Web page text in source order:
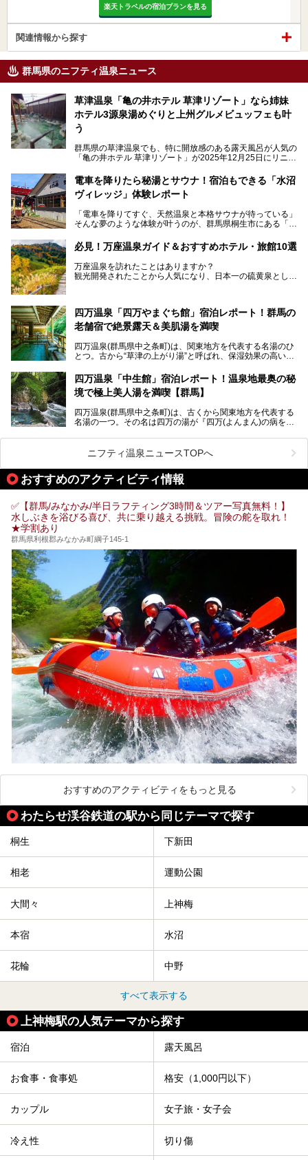
楽天トラベルの宿泊プランを見る
関連情報から探す
群馬県のニフティ温泉ニュース
草津温泉「亀の井ホテル 草津リゾート」なら姉妹
ホテル3源泉湯めぐりと上州グルメビュッフェも叶
う
群馬県の草津温泉でも、特に開放感のある露天風呂が人気の
「亀の井ホテル 草津リゾート」が2025年12月25日にリニュ
ロビーや客室が綺麗になって、上州グルメにこだわったビュ
ッフェも人気！アクセスはシャトルバスで楽々、さらに草津
温泉にある姉妹ホテルの「草津温泉 大東舘」「亀の井ホテ
今回はそんな「亀の井ホテル 草津リゾート」を徹底レポー
───
提供元：アイコニア・ホスピタリティ株式会社【PR】
この記事は亀の井ホテル 草津リゾートのPR記事です。
電車を降りたら秘湯とサウナ！宿泊もできる「水沼
ヴィレッジ」体験レポート
「電車を降りてすぐ、天然温泉と本格サウナが待っている」
そんな夢のような体験が叶うのが、群馬県桐生市にある「駅
日帰り温泉の「水沼の湯」と宿泊もできる「サウナの森」、
２つのエリアがあります。
今回は、その中でも特にユニークな駅直結の「水沼の湯」の
魅力に焦点を当て、温泉好き、サウナー、そして電車旅好き
必見！万座温泉ガイド＆おすすめホテル・旅館10選
万座温泉を訪れたことはありますか？
観光開発されたことから人気になり、日本一の硫黄泉として
も多いかもしれません。
そこで筆者である私が実際に行ってみました！万座温泉の楽
しみ方や周辺の観光地を解説します。
また、日帰り入浴できる温泉から混浴可能な温泉まで、おす
すめの入浴施設もご紹介します！
四万温泉「四万やまぐち館」宿泊レポート！群馬の
老舗宿で絶景露天＆美肌湯を満喫
四万温泉(群馬県中之条町)は、関東地方を代表する名湯のひ
とつ。古から“草津の上がり湯”と呼ばれ、保湿効果の高い美
「四万やまぐち館」は、この地を代表する旅館の一つ。日帰
り入浴も可能ですが、やはり宿泊してじっくり楽しむのがベ
肌湯をはじめ、館内の魅力をたっぷりとご紹介します！
四万温泉「中生館」宿泊レポート！温泉地最奥の秘
境で極上美人湯を満喫【群馬】
四万温泉(群馬県中之条町)は、古くから関東地方を代表する
名湯の一つ。その名は四万の湯が『四万(よんまん)の病を癒
観光客で賑わう人気温泉地です。
「中生館」は四万温泉最奥に位置し、秘境感漂う老舗宿。泉
質の良さ(特に美人湯効果)に定評があり、知る人ぞ知る穴場
的存在です。今回は筆者自ら宿泊し、自慢の温泉をはじめ食
事・客室・共有スペースなど、宿の全貌を徹底紹介します。
ニフティ温泉ニュースTOPへ
おすすめのアクティビティ情報
✅【群馬/みなかみ/半日ラフティング3時間＆ツアー写真無料！】
水しぶきを浴びる喜び、共に乗り越える挑戦。冒険の舵を取れ！
★学割あり
群馬県利根郡みなかみ町綱子145-1
おすすめのアクティビティをもっと見る
わたらせ渓谷鉄道の駅から同じテーマで探す
桐生 下新田
相老 運動公園
大間々 上神梅
本宿 水沼
花輪 中野
すべて表示する
上神梅駅の人気テーマから探す
宿泊 露天風呂
お食事・食事処 格安（1,000円以下）
カップル 女子旅・女子会
冷え性 切り傷